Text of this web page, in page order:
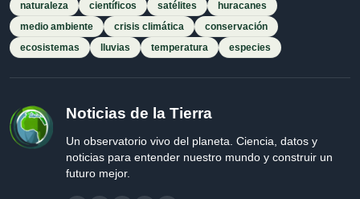
naturaleza
científicos satélites
huracanes
medio ambiente
crisis climática
conservación
ecosistemas
lluvias temperatura especies
Noticias de la Tierra
Un observatorio vivo del planeta. Ciencia, datos y
noticias para entender nuestro mundo y construir un
futuro mejor.